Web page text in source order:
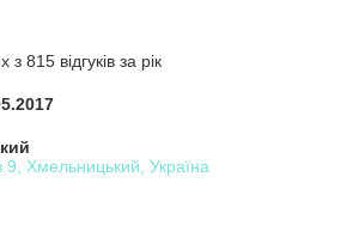
815 відгуків за рік
9, Хмельницький, Україна